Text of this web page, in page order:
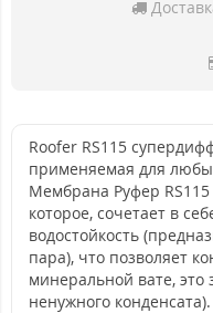
Roofer RS115
применяемая для
Мембрана Руфер
которое, сочетает в
водостойкость
пара), что позволяет
минеральной вате,
ненужного конденсата).